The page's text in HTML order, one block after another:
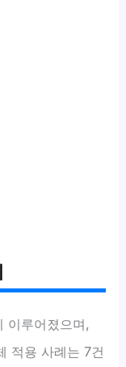
이루어졌으며,
적용 사례는 7건